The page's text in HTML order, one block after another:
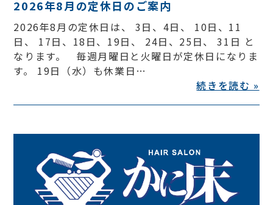
2026年8月の定休日のご案内
2026年8月の定休日は、 3日、4日、 10日、11
日、 17日、18日、19日、 24日、25日、 31日 と
なります。 毎週月曜日と火曜日が定休日になりま
す。 19日（水）も休業日…
続きを読む »